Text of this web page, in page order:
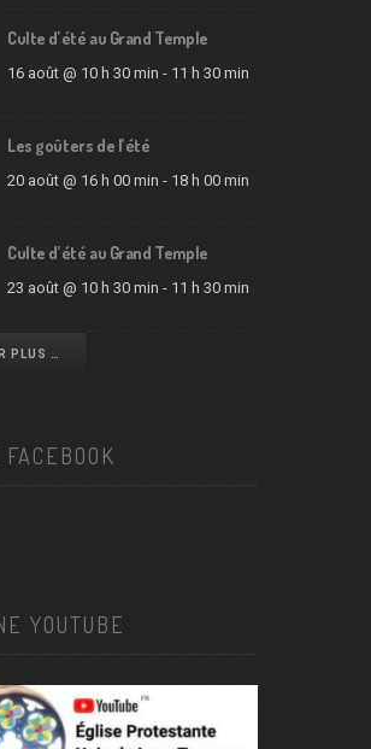
Culte d’été au Grand Temple
16 août @ 10 h 30 min - 11 h 30 min
Les goûters de l’été
20 août @ 16 h 00 min - 18 h 00 min
Culte d’été au Grand Temple
23 août @ 10 h 30 min - 11 h 30 min
PLUS …
FACEBOOK
YOUTUBE